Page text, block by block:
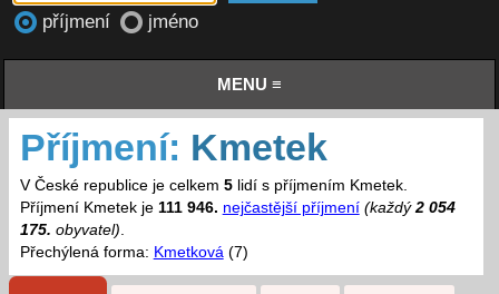
příjmení jméno
MENU ≡
Příjmení: Kmetek
V České republice je celkem 5lidí s příjmením Kmetek.
Příjmení Kmetek je 111 946. nejčastější příjmení (každý2 054
175. obyvatel).
Přechýlená forma: Kmetková(7)